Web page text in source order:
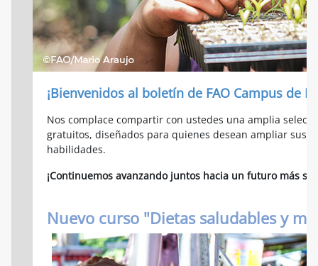
¡Bienvenidos al boletín de FAO Campus de
Nos complace compartir con ustedes una amplia
gratuitos, diseñados para quienes desean ampliar sus
habilidades.
¡Continuemos avanzando juntos hacia un futuro más
Nuevo curso "Dietas saludables y